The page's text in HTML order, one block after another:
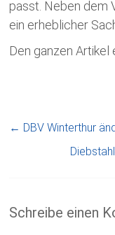
passt. Neben dem
ein erheblicher
Den ganzen Artikel
← DBV Winterthur
Schreibe einen